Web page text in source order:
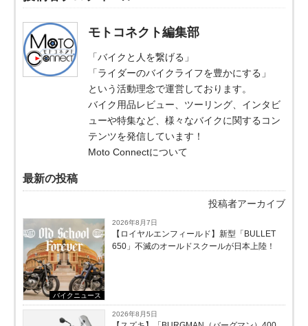
モトコネクト編集部
「バイクと人を繋げる」
「ライダーのバイクライフを豊かにする」
という活動理念で運営しております。
バイク用品レビュー、ツーリング、インタビ
ューや特集など、様々なバイクに関するコン
テンツを発信しています！
Moto Connectについて
最新の投稿
投稿者アーカイブ
バイクニュース
2026年8月7日
【ロイヤルエンフィールド】新型「BULLET
650」不滅のオールドスクールが⽇本上陸！
2026年8月5日